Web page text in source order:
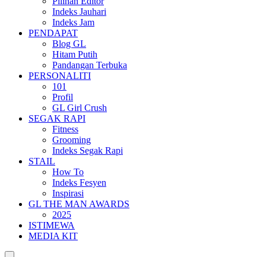
Indeks Jauhari
Indeks Jam
PENDAPAT
Blog GL
Hitam Putih
Pandangan Terbuka
PERSONALITI
101
Profil
GL Girl Crush
SEGAK RAPI
Fitness
Grooming
Indeks Segak Rapi
STAIL
How To
Indeks Fesyen
Inspirasi
GL THE MAN AWARDS
2025
ISTIMEWA
MEDIA KIT